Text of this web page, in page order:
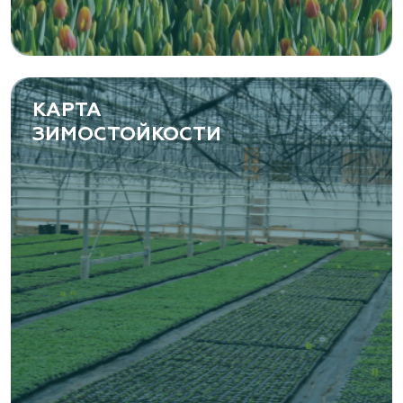
Фермерская 14 А
(8482) 650 010
www.yoly-paly.ru
«ВЕНЕВ» питомник растений
Тульская область, Венёвский р-н, село
Борщевое, улица Лесная, д. 13
8 963 224 87 99
https://www.venev1.ru/
«ВЕНЕВ» питомник растений
Тульская область, Венёвский р-н, село
Борщевое, улица Лесная, д. 13
КАРТА
ЗИМОСТОЙКОСТИ